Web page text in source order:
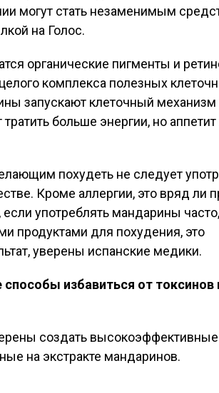
могут стать незаменимым
на Голос.
органические пигменты и
комплекса полезных
запускают клеточный
больше энергии, но аппетит
похудеть не следует
Кроме аллергии, это вряд ли
употреблять мандарины часто,
продуктами для похудения, это
уверены испанские медики.
избавиться от токсинов
создать высокоэффективные
на экстракте мандаринов.